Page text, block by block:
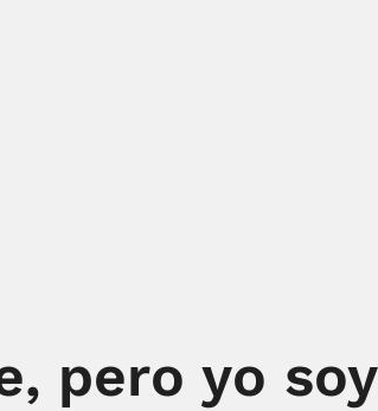
pero yo soy